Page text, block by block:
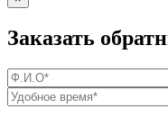
Заказать